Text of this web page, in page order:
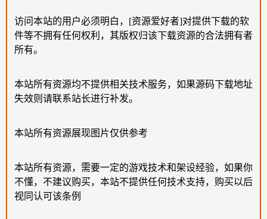
访问本站的用户必须明白，[资源爱好者]对提供下载的软
件等不拥有任何权利，其版权归该下载资源的合法拥有者
所有。
本站所有资源均不提供相关技术服务，如果源码下载地址
失效则请联系站长进行补发。
本站所有资源展现图片仅供参考
本站所有资源，需要一定的游戏技术和架设经验，如果你
不懂，不建议购买，本站不提供任何技术支持，购买以后
视同认可该条例